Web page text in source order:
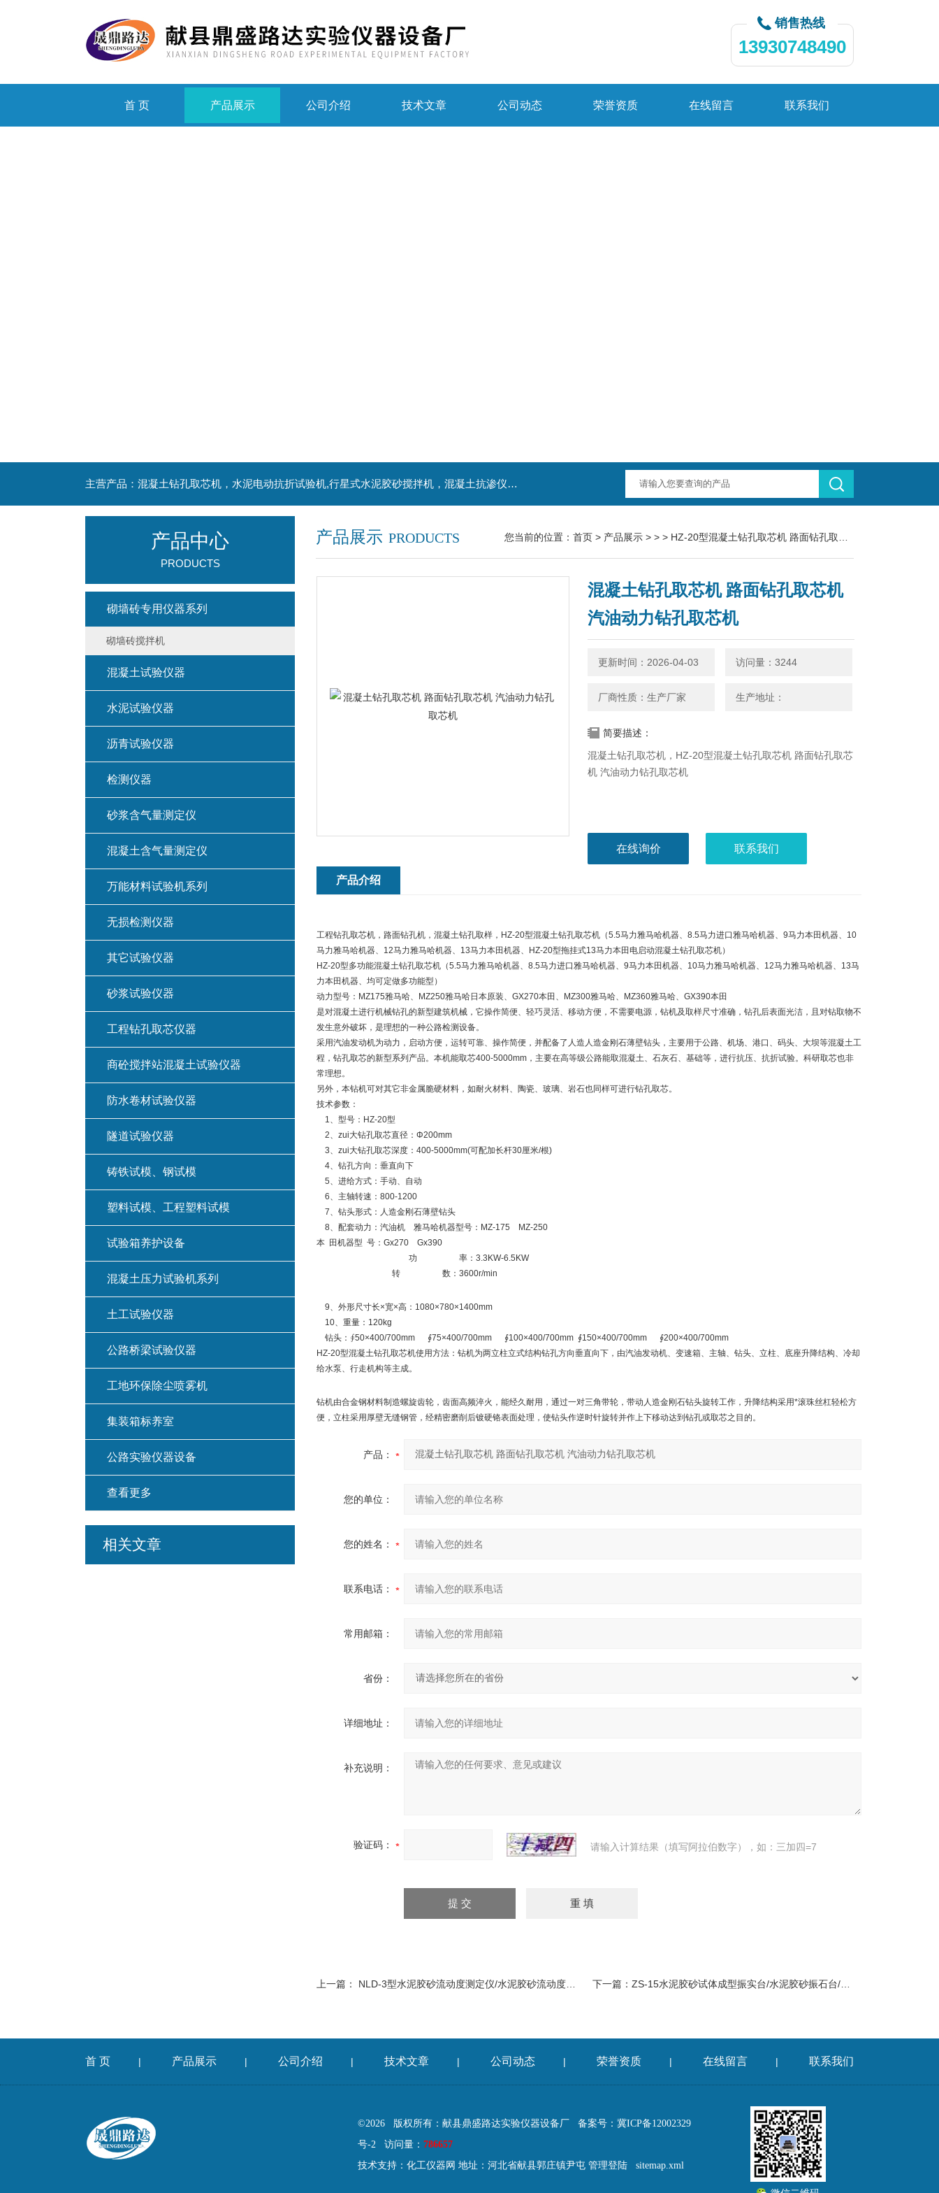
销售热线
13930748490
首 页 产品展示 公司介绍 技术文章 公司动态 荣誉资质 在线留言 联系我们
主营产品：混凝土钻孔取芯机，水泥电动抗折试验机,行星式水泥胶砂搅拌机，混凝土抗渗仪，水泥胶砂振实台，水泥净浆搅拌机，水泥细度负压筛析仪,混凝土含气量测定仪,混凝土振动台
产品展示 PRODUCTS 您当前的位置： 首页 > 产品展示 > > > HZ-20型混凝土钻孔取芯机 路面钻孔取芯机 汽油动力钻孔取芯机
混凝土钻孔取芯机 路面钻孔取芯机
汽油动力钻孔取芯机
更新时间：2026-04-03 访问量：3244
厂商性质：生产厂家 生产地址：
简要描述：
混凝土钻孔取芯机，HZ-20型混凝土钻孔取芯机 路面钻孔取芯
机 汽油动力钻孔取芯机
在线询价 联系我们
产品介绍
工程钻孔取芯机，路面钻孔机，混凝土钻孔取样，HZ-20型混凝土钻孔取芯机（5.5马力雅马哈机器、8.5马力进口雅马哈机器、9马力本田机器、10
马力雅马哈机器、12马力雅马哈机器、13马力本田机器、HZ-20型拖挂式13马力本田电启动混凝土钻孔取芯机）
HZ-20型多功能混凝土钻孔取芯机（5.5马力雅马哈机器、8.5马力进口雅马哈机器、9马力本田机器、10马力雅马哈机器、12马力雅马哈机器、13马
力本田机器、均可定做多功能型）
动力型号：MZ175雅马哈、MZ250雅马哈日本原装、GX270本田、MZ300雅马哈、MZ360雅马哈、GX390本田
是对混凝土进行机械钻孔的新型建筑机械，它操作简便、轻巧灵活、移动方便，不需要电源，钻机及取样尺寸准确，钻孔后表面光洁，且对钻取物不
发生意外破坏，是理想的一种公路检测设备。
采用汽油发动机为动力，启动方便，运转可靠、操作简便，并配备了人造人造金刚石薄壁钻头，主要用于公路、机场、港口、码头、大坝等混凝土工
程，钻孔取芯的新型系列产品。本机能取芯400-5000mm，主要在高等级公路能取混凝土、石灰石、基础等，进行抗压、抗折试验。科研取芯也非
常理想。
另外，本钻机可对其它非金属脆硬材料，如耐火材料、陶瓷、玻璃、岩石也同样可进行钻孔取芯。
技术参数：
1、型号：HZ-20型
2、zui大钻孔取芯直径：Φ200mm
3、zui大钻孔取芯深度：400-5000mm(可配加长杆30厘米/根)
4、钻孔方向：垂直向下
5、进给方式：手动、自动
6、主轴转速：800-1200
7、钻头形式：人造金刚石薄壁钻头
8、配套动力：汽油机 雅马哈机器型号：MZ-175 MZ-250
本 田机器型 号：Gx270 Gx390
功 率：3.3KW-6.5KW
转 数：3600r/min
9、外形尺寸长×宽×高：1080×780×1400mm
10、重量：120kg
钻头：∮50×400/700mm ∮75×400/700mm ∮100×400/700mm ∮150×400/700mm ∮200×400/700mm
HZ-20型混凝土钻孔取芯机使用方法：钻机为两立柱立式结构钻孔方向垂直向下，由汽油发动机、变速箱、主轴、钻头、立柱、底座升降结构、冷却
给水泵、行走机构等主成。
钻机由合金钢材料制造螺旋齿轮，齿面高频淬火，能经久耐用，通过一对三角带轮，带动人造金刚石钻头旋转工作，升降结构采用*滚珠丝杠轻松方
便，立柱采用厚壁无缝钢管，经精密磨削后镀硬铬表面处理，使钻头作逆时针旋转并作上下移动达到钻孔或取芯之目的。
产品：
您的单位：
您的姓名：
联系电话：
常用邮箱：
省份：
详细地址：
补充说明：
验证码： 请输入计算结果（填写阿拉伯数字），如：三加四=7
上一篇： NLD-3型水泥胶砂流动度测定仪/水泥胶砂流动度仪控制器/电动跳桌 下一篇： ZS-15水泥胶砂试体成型振实台/水泥胶砂振石台/水泥胶砂振动台
产品中心
PRODUCTS
砌墙砖专用仪器系列
砌墙砖搅拌机
混凝土试验仪器
水泥试验仪器
沥青试验仪器
检测仪器
砂浆含气量测定仪
混凝土含气量测定仪
万能材料试验机系列
无损检测仪器
其它试验仪器
砂浆试验仪器
工程钻孔取芯仪器
商砼搅拌站混凝土试验仪器
防水卷材试验仪器
隧道试验仪器
铸铁试模、钢试模
塑料试模、工程塑料试模
试验箱养护设备
混凝土压力试验机系列
土工试验仪器
公路桥梁试验仪器
工地环保除尘喷雾机
集装箱标养室
公路实验仪器设备
查看更多
相关文章
首 页 | 产品展示 | 公司介绍 | 技术文章 | 公司动态 | 荣誉资质 | 在线留言 | 联系我们
©2026 版权所有：献县鼎盛路达实验仪器设备厂 备案号：冀ICP备12002329
号-2 访问量： 786657
技术支持： 化工仪器网 地址：河北省献县郭庄镇尹屯 管理登陆 sitemap.xml